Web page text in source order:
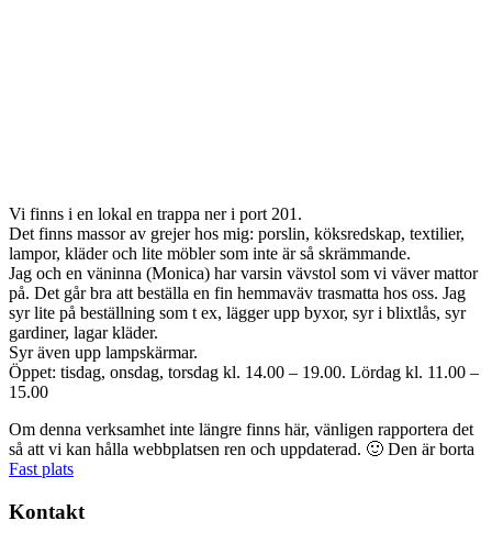
Vi finns i en lokal en trappa ner i port 201.
Det finns massor av grejer hos mig: porslin, köksredskap, textilier,
lampor, kläder och lite möbler som inte är så skrämmande.
Jag och en väninna (Monica) har varsin vävstol som vi väver mattor
på. Det går bra att beställa en fin hemmaväv trasmatta hos oss. Jag
syr lite på beställning som t ex, lägger upp byxor, syr i blixtlås, syr
gardiner, lagar kläder.
Syr även upp lampskärmar.
Öppet: tisdag, onsdag, torsdag kl. 14.00 – 19.00. Lördag kl. 11.00 –
15.00
Om denna verksamhet inte längre finns här, vänligen rapportera det
så att vi kan hålla webbplatsen ren och uppdaterad. 🙂 Den är borta
Fast plats
Kontakt